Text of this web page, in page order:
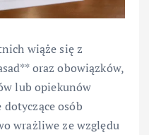
wiąże się z
oraz obowiązków,
lub opiekunów
dotyczące osób
wrażliwe ze względu